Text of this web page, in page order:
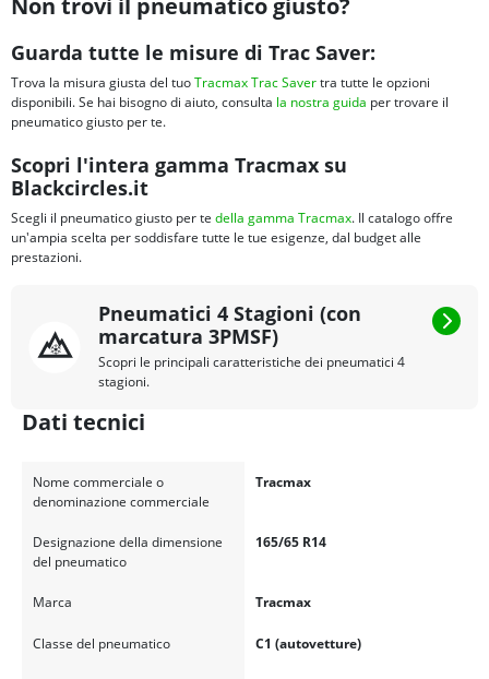
Non trovi il pneumatico giusto?
Guarda tutte le misure di Trac Saver:
Trova la misura giusta del tuoTracmax Trac Savertra tutte le opzioni
disponibili. Se hai bisogno di aiuto, consulta la nostra guida per trovare il
pneumatico giusto per te.
Scopri l'intera gamma Tracmax su
Blackcircles.it
Scegli il pneumatico giusto per te della gamma Tracmax. Il catalogo offre
un'ampia scelta per soddisfare tutte le tue esigenze, dal budget alle
prestazioni.
Pneumatici 4 Stagioni (con
marcatura 3PMSF)
Scopri le principali caratteristiche dei pneumatici 4
stagioni.
Dati tecnici
Nome commerciale o
denominazione commerciale
Tracmax
Designazione della dimensione
del pneumatico
165/65 R14
Marca Tracmax
Classe del pneumatico C1 (autovetture)